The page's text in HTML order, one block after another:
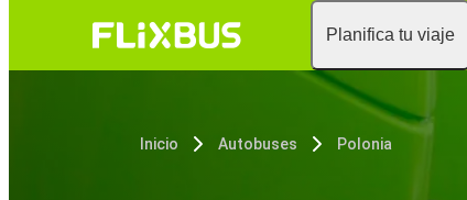
Planifica tu viaje
Inicio Autobuses Polonia